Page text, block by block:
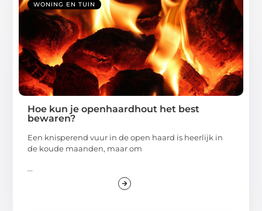
WONING EN TUIN
Hoe kun je openhaardhout het best
bewaren?
Een knisperend vuur in de open haard is heerlijk in
de koude maanden, maar om
...